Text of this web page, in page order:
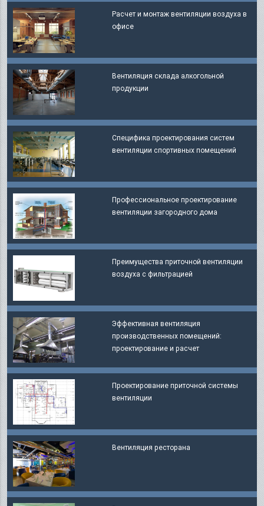
Расчет и монтаж вентиляции воздуха в
офисе
Вентиляция склада алкогольной
продукции
Специфика проектирования систем
вентиляции спортивных помещений
Профессиональное проектирование
вентиляции загородного дома
Преимущества приточной вентиляции
воздуха с фильтрацией
Эффективная вентиляция
производственных помещений:
проектирование и расчет
Проектирование приточной системы
вентиляции
Вентиляция ресторана